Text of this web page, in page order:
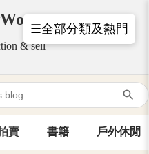
& sell
☰全部分類及熱門
賣 書籍 戶外休閒